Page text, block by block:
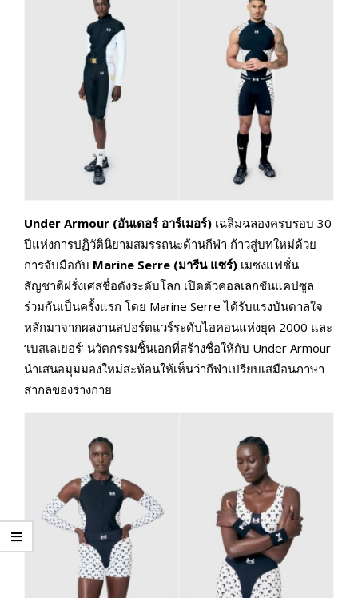
Under Armour (อันเดอร์ อาร์เมอร์) เฉลิมฉลองครบรอบ 30
ปีแห่งการปฏิวัตินิยามสมรรถนะด้านกีฬา ก้าวสู่บทใหม่ด้วย
การจับมือกับ Marine Serre (มารีน แซร์) เมซงแฟชั่น
สัญชาติฝรั่งเศสชื่อดังระดับโลก เปิดตัวคอลเลกชันแคปซูล
ร่วมกันเป็นครั้งแรก โดย Marine Serre ได้รับแรงบันดาลใจ
หลักมาจากผลงานสปอร์ตแวร์ระดับไอคอนแห่งยุค 2000 และ
‘เบสเลเยอร์’ นวัตกรรมชิ้นเอกที่สร้างชื่อให้กับ Under Armour
นำเสนอมุมมองใหม่สะท้อนให้เห็นว่ากีฬาเปรียบเสมือนภาษา
สากลของร่างกาย